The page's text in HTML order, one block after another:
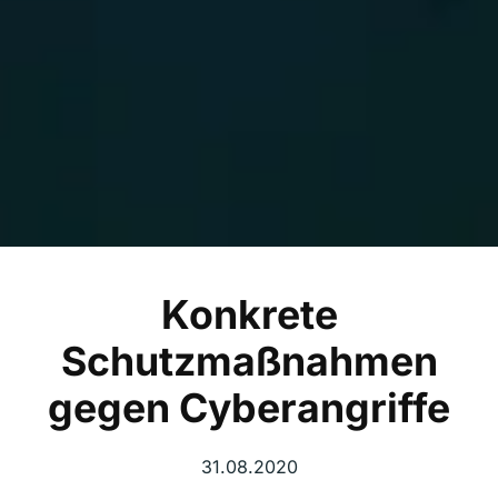
Konkrete
Schutzmaßnahmen
gegen Cyberangriffe
31.08.2020